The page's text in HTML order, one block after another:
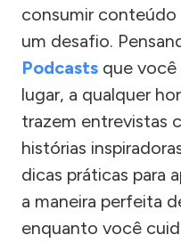
consumir conteúdo
um desafio.
Podcasts que você
lugar, a qualquer
trazem entrevistas
histórias
dicas práticas para
a maneira perfeita
enquanto você